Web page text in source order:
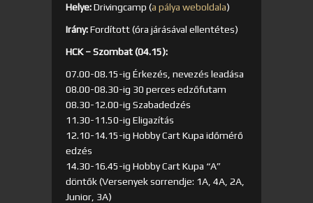
Helye:Drivingcamp (a pálya weboldala)
Irány:Fordított (óra járásával ellentétes)
HCK – Szombat (04.15):
07.00-08.15-ig Érkezés, nevezés leadása
08.00-08.30-ig 30 perces edzőfutam
08.30-12.00-ig Szabadedzés
11.30-11.50-ig Eligazítás
12.10-14.15-ig Hobby Cart Kupa időmérő
edzés
14.30-16.45-ig Hobby Cart Kupa “A”
döntők (Versenyek sorrendje: 1A, 4A, 2A,
Junior, 3A)